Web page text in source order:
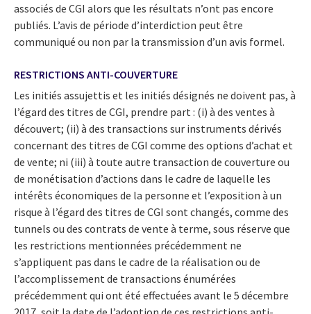
associés de CGI alors que les résultats n’ont pas encore
publiés. L’avis de période d’interdiction peut être
communiqué ou non par la transmission d’un avis formel.
RESTRICTIONS ANTI-COUVERTURE
Les initiés assujettis et les initiés désignés ne doivent pas, à
l’égard des titres de CGI, prendre part : (i) à des ventes à
découvert; (ii) à des transactions sur instruments dérivés
concernant des titres de CGI comme des options d’achat et
de vente; ni (iii) à toute autre transaction de couverture ou
de monétisation d’actions dans le cadre de laquelle les
intérêts économiques de la personne et l’exposition à un
risque à l’égard des titres de CGI sont changés, comme des
tunnels ou des contrats de vente à terme, sous réserve que
les restrictions mentionnées précédemment ne
s’appliquent pas dans le cadre de la réalisation ou de
l’accomplissement de transactions énumérées
précédemment qui ont été effectuées avant le 5 décembre